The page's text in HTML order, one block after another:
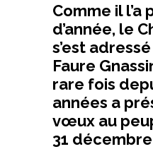
Comme il
d’année, le
s’est
Faure
rare fois
années a
vœux au
31